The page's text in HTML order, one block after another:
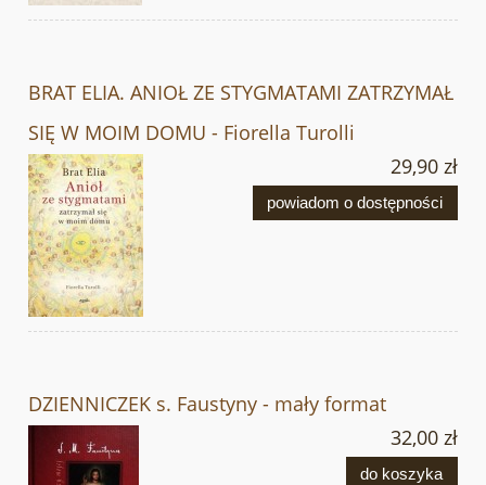
BRAT ELIA. ANIOŁ ZE STYGMATAMI ZATRZYMAŁ
SIĘ W MOIM DOMU - Fiorella Turolli
29,90 zł
powiadom o dostępności
DZIENNICZEK s. Faustyny - mały format
32,00 zł
do koszyka